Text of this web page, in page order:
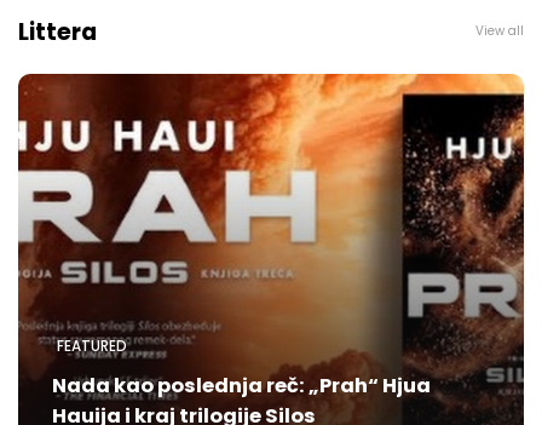
Littera View all
FEATURED
Nada kao poslednja reč: „Prah“ Hjua
Hauija i kraj trilogije Silos